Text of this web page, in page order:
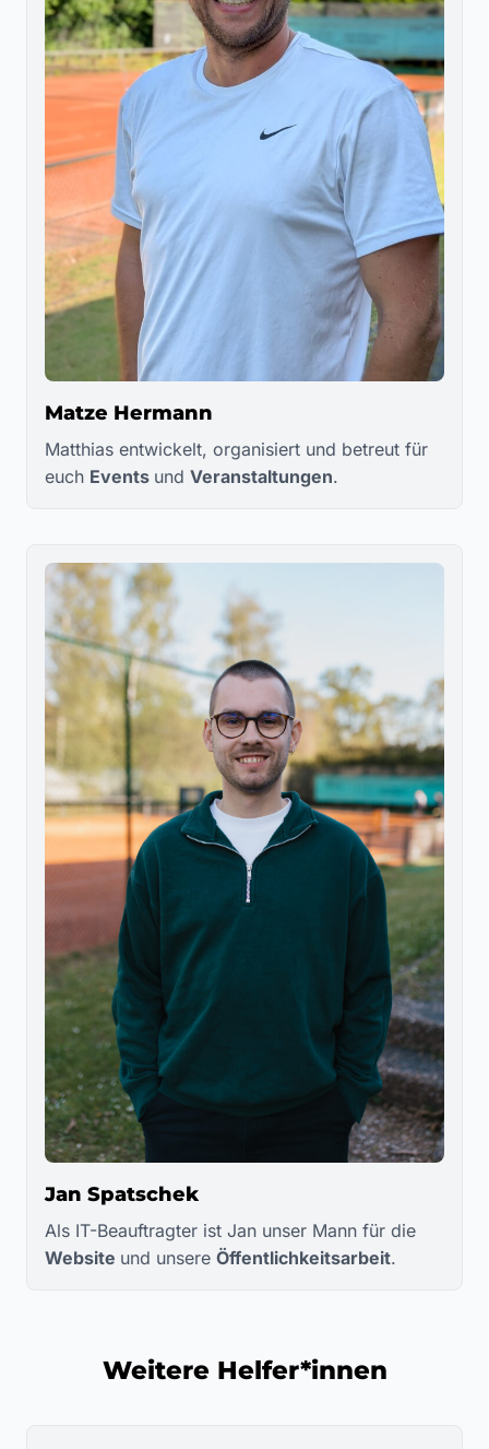
Matze Hermann
Matthias entwickelt, organisiert und betreut für
euch Events und Veranstaltungen.
Jan Spatschek
Als IT-Beauftragter ist Jan unser Mann für die
Website und unsere Öffentlichkeitsarbeit.
Weitere Helfer*innen